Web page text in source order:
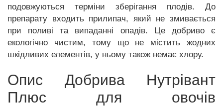
подовжуються терміни зберігання плодів. До
препарату входить прилипач, який не змивається
при поливі та випаданні опадів. Це добриво є
екологічно чистим, тому що не містить жодних
шкідливих елементів, у ньому також немає хлору.
Опис Добрива Нутрівант
Плюс для овочів